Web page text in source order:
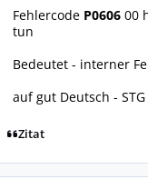
Fehlercode P0606 00
tun
Bedeutet - interner
auf gut Deutsch -
Zitat